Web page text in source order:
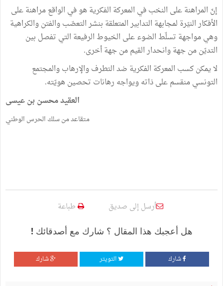
إنّ المراهنة على النخب في المعركة الفكرية هو في الواقع مراهنة على
الأفكار النيّرة لمجابهة التدابير المتعلقة بنشر التعصّب والفتن والكراهية
وهي مواجهة تسلّط الضوء على الخيوط الرفيعة التي تفصل بين
التديّن من جهة وانحدار القيم من جهة أخرى.
لا يمكن كسب المعركة الفكرية ضد التطرف والإرهاب والمجتمع
التونسي منقسم على ذاته ويواجه رهانات تحصين هويّته.
العقيد محسن بن عيسى
متقاعد من سلك الحرس الوطني
أرسل إلى صديق طباعة
هل أعجبك هذا المقال ؟ شارك مع أصدقائك !
شارك التويتر شارك